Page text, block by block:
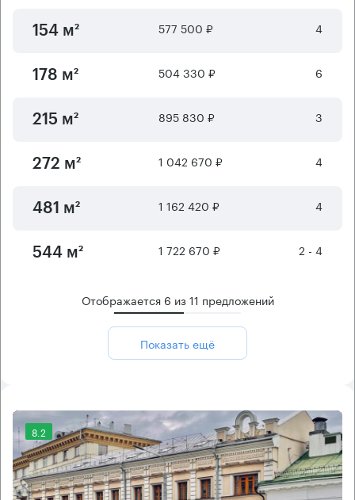
154 м² 577 500 ₽ 4
178 м² 504 330 ₽ 6
215 м² 895 830 ₽ 3
272 м² 1 042 670 ₽ 4
481 м² 1 162 420 ₽ 4
544 м² 1 722 670 ₽ 2 - 4
Отображается 6 из11 предложений
Показать ещё
8.2